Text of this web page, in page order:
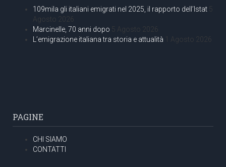
109mila gli italiani emigrati nel 2025, il rapporto dell’Istat 5
Agosto 2026
Marcinelle, 70 anni dopo 5 Agosto 2026
L’emigrazione italiana tra storia e attualità 1 Agosto 2026
PAGINE
CHI SIAMO
CONTATTI